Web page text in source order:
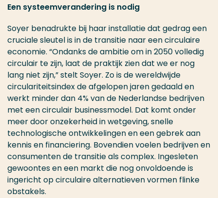
Een systeemverandering is nodig
Soyer benadrukte bij haar installatie dat gedrag een
cruciale sleutel is in de transitie naar een circulaire
economie. “Ondanks de ambitie om in 2050 volledig
circulair te zijn, laat de praktijk zien dat we er nog
lang niet zijn,” stelt Soyer. Zo is de wereldwijde
circulariteitsindex de afgelopen jaren gedaald en
werkt minder dan 4% van de Nederlandse bedrijven
met een circulair businessmodel. Dat komt onder
meer door onzekerheid in wetgeving, snelle
technologische ontwikkelingen en een gebrek aan
kennis en financiering. Bovendien voelen bedrijven en
consumenten de transitie als complex. Ingesleten
gewoontes en een markt die nog onvoldoende is
ingericht op circulaire alternatieven vormen flinke
obstakels.